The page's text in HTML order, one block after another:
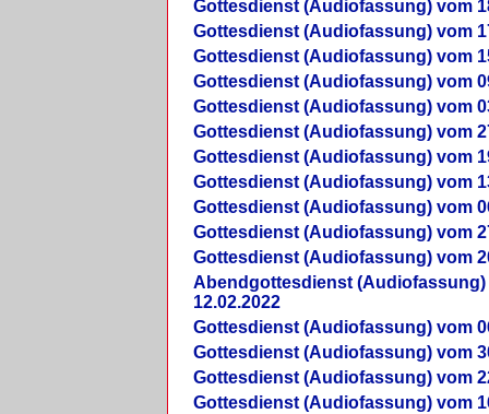
Gottesdienst (Audiofassung) vom
Gottesdienst (Audiofassung) vom
Gottesdienst (Audiofassung) vom
Gottesdienst (Audiofassung) vom
Gottesdienst (Audiofassung) vom
Gottesdienst (Audiofassung) vom
Gottesdienst (Audiofassung) vom
Gottesdienst (Audiofassung) vom
Gottesdienst (Audiofassung) vom
Gottesdienst (Audiofassung) vom
Gottesdienst (Audiofassung) vom
Abendgottesdienst (Audiofassung)
12.02.2022
Gottesdienst (Audiofassung) vom
Gottesdienst (Audiofassung) vom
Gottesdienst (Audiofassung) vom
Gottesdienst (Audiofassung) vom